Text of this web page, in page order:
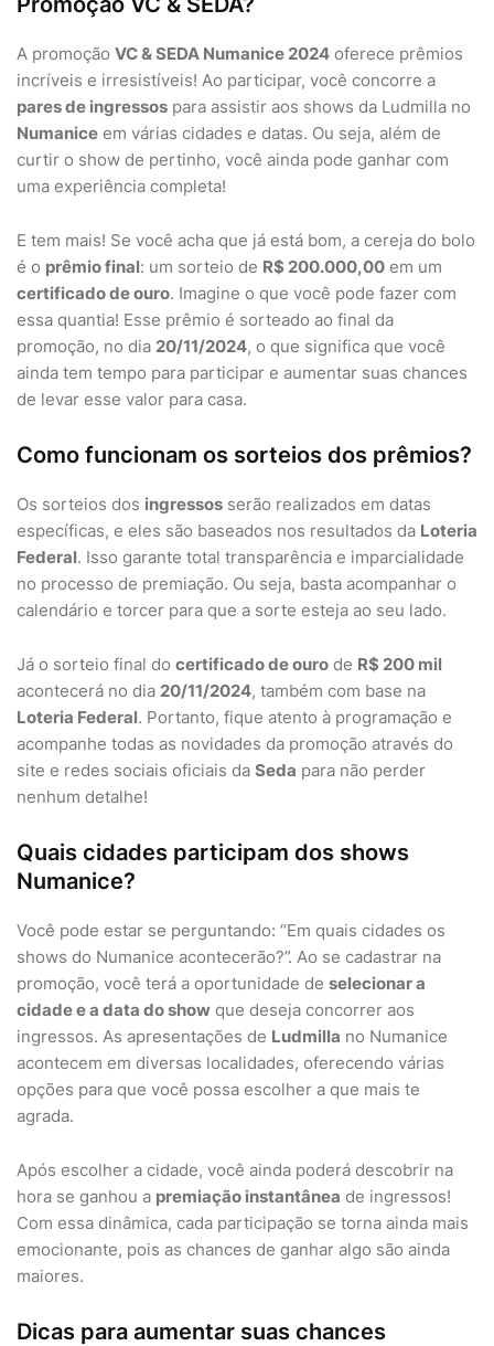
A promoção VC & SEDA Numanice 2024 oferece prêmios
incríveis e irresistíveis! Ao participar, você concorre a
pares de ingressos para assistir aos shows da Ludmilla no
Numanice em várias cidades e datas. Ou seja, além de
curtir o show de pertinho, você ainda pode ganhar com
uma experiência completa!
E tem mais! Se você acha que já está bom, a cereja do bolo
é o prêmio final: um sorteio de R$ 200.000,00 em um
certificado de ouro. Imagine o que você pode fazer com
essa quantia! Esse prêmio é sorteado ao final da
promoção, no dia 20/11/2024, o que significa que você
ainda tem tempo para participar e aumentar suas chances
de levar esse valor para casa.
Como funcionam os sorteios dos prêmios?
Os sorteios dos ingressos serão realizados em datas
específicas, e eles são baseados nos resultados da Loteria
Federal. Isso garante total transparência e imparcialidade
no processo de premiação. Ou seja, basta acompanhar o
calendário e torcer para que a sorte esteja ao seu lado.
Já o sorteio final do certificado de ouro de R$ 200 mil
acontecerá no dia 20/11/2024, também com base na
Loteria Federal. Portanto, fique atento à programação e
acompanhe todas as novidades da promoção através do
site e redes sociais oficiais da Seda para não perder
nenhum detalhe!
Quais cidades participam dos shows
Numanice?
Você pode estar se perguntando: “Em quais cidades os
shows do Numanice acontecerão?”. Ao se cadastrar na
promoção, você terá a oportunidade de selecionar a
cidade e a data do show que deseja concorrer aos
ingressos. As apresentações de Ludmilla no Numanice
acontecem em diversas localidades, oferecendo várias
opções para que você possa escolher a que mais te
agrada.
Após escolher a cidade, você ainda poderá descobrir na
hora se ganhou a premiação instantânea de ingressos!
Com essa dinâmica, cada participação se torna ainda mais
emocionante, pois as chances de ganhar algo são ainda
maiores.
Dicas para aumentar suas chances